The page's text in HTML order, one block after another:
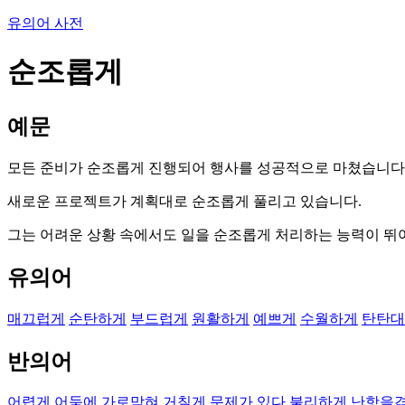
유의어 사전
순조롭게
예문
모든 준비가 순조롭게 진행되어 행사를 성공적으로 마쳤습니
새로운 프로젝트가 계획대로 순조롭게 풀리고 있습니다.
그는 어려운 상황 속에서도 일을 순조롭게 처리하는 능력이 뛰
유의어
매끄럽게 순탄하게 부드럽게 원활하게 예쁘게 수월하게 탄탄
반의어